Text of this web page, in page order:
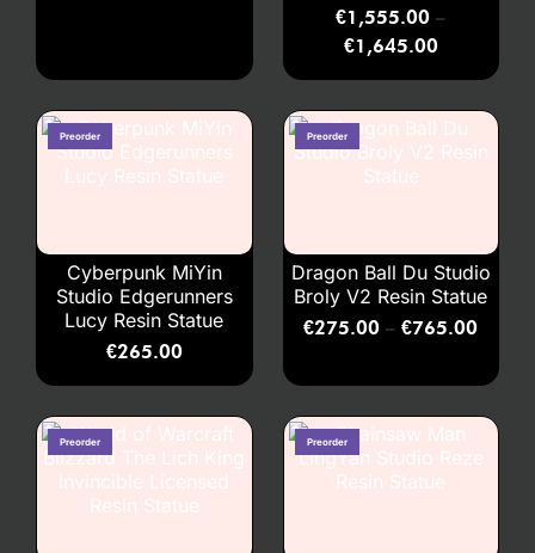
€1,555.00 –
€1,645.00
Cyberpunk MiYin
Studio Edgerunners
Lucy Resin Statue
€265.00
Dragon Ball Du Studio
Broly V2 Resin Statue
€275.00 – €765.00